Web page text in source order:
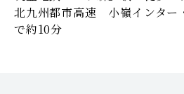
北九州都市高速 小嶺インター
で約10分